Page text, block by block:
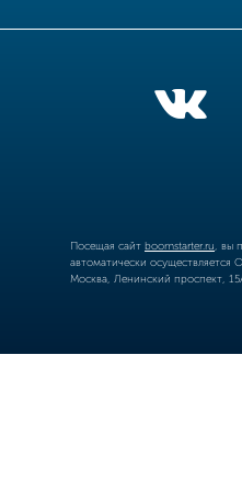
Посещая сайт boomstarter.ru , вы
автоматически
Москва, Ленинский проспект,